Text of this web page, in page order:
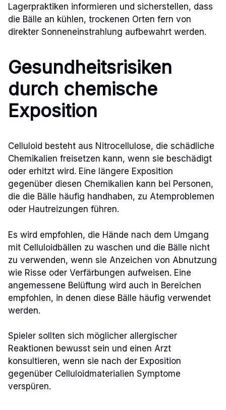
Lagerpraktiken informieren und sicherstellen, dass
die Bälle an kühlen, trockenen Orten fern von
direkter Sonneneinstrahlung aufbewahrt werden.
Gesundheitsrisiken
durch chemische
Exposition
Celluloid besteht aus Nitrocellulose, die schädliche
Chemikalien freisetzen kann, wenn sie beschädigt
oder erhitzt wird. Eine längere Exposition
gegenüber diesen Chemikalien kann bei Personen,
die die Bälle häufig handhaben, zu Atemproblemen
oder Hautreizungen führen.
Es wird empfohlen, die Hände nach dem Umgang
mit Celluloidbällen zu waschen und die Bälle nicht
zu verwenden, wenn sie Anzeichen von Abnutzung
wie Risse oder Verfärbungen aufweisen. Eine
angemessene Belüftung wird auch in Bereichen
empfohlen, in denen diese Bälle häufig verwendet
werden.
Spieler sollten sich möglicher allergischer
Reaktionen bewusst sein und einen Arzt
konsultieren, wenn sie nach der Exposition
gegenüber Celluloidmaterialien Symptome
verspüren.